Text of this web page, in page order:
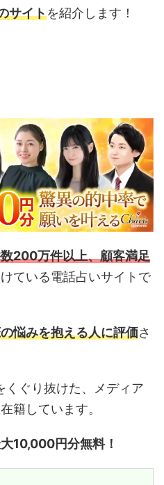
サイトを紹介します！
200万件以上、顧客満足
ている電話占いサイトで
悩みを抱える人に評価さ
くぐり抜けた、メディア
籍しています。
10,000円分無料！